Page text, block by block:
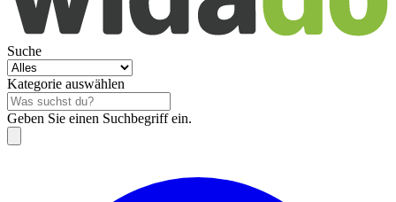
Suche
Kategorie auswählen
Geben Sie einen Suchbegriff ein.